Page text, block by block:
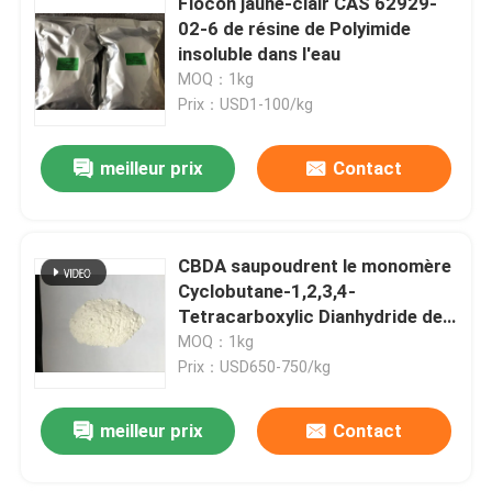
Maison
02-6 de résine de Polyimide
insoluble dans l'eau
MOQ：1kg
Prix：USD1-100/kg
meilleur prix Contact
CBDA saupoudrent le monomère
Cyclobutane-1,2,3,4-
Tetracarboxylic Dianhydride de
Polyimide de CAS 4415-87-6
MOQ：1kg
Prix：USD650-750/kg
meilleur prix Contact